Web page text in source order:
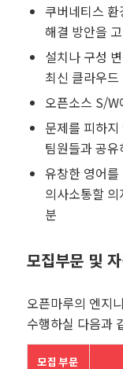
쿠버네티스
해결 방안을
설치나 구성
최신 클라우
오픈소스 S/
문제를 피하
팀원들과 공
유창한 영어
의사소통할
분
모집부문 및
오픈마루의 엔지
수행하실 다음과
모집부문